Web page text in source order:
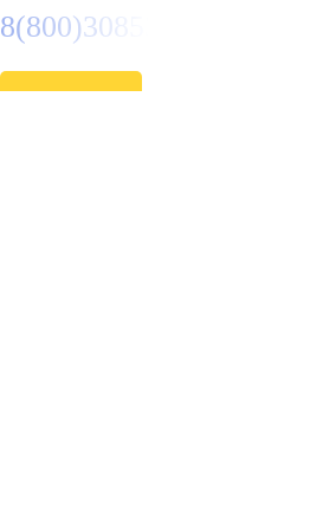
8(800)3085303